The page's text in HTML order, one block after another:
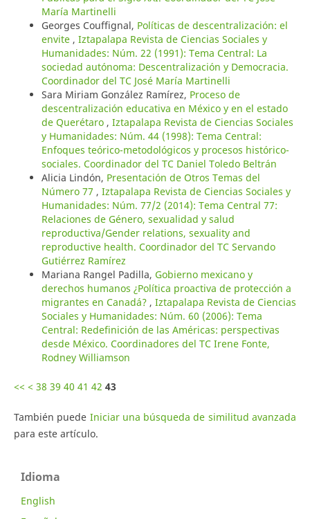
María Martinelli
Georges Couffignal, Políticas de descentralización: el
envite , Iztapalapa Revista de Ciencias Sociales y
Humanidades: Núm. 22 (1991): Tema Central: La
sociedad autónoma: Descentralización y Democracia.
Coordinador del TC José María Martinelli
Sara Miriam González Ramírez, Proceso de
descentralización educativa en México y en el estado
de Querétaro , Iztapalapa Revista de Ciencias Sociales
y Humanidades: Núm. 44 (1998): Tema Central:
Enfoques teórico-metodológicos y procesos histórico-
sociales. Coordinador del TC Daniel Toledo Beltrán
Alicia Lindón, Presentación de Otros Temas del
Número 77 , Iztapalapa Revista de Ciencias Sociales y
Humanidades: Núm. 77/2 (2014): Tema Central 77:
Relaciones de Género, sexualidad y salud
reproductiva/Gender relations, sexuality and
reproductive health. Coordinador del TC Servando
Gutiérrez Ramírez
Mariana Rangel Padilla, Gobierno mexicano y
derechos humanos ¿Política proactiva de protección a
migrantes en Canadá? , Iztapalapa Revista de Ciencias
Sociales y Humanidades: Núm. 60 (2006): Tema
Central: Redefinición de las Américas: perspectivas
desde México. Coordinadores del TC Irene Fonte,
Rodney Williamson
<< < 38 39 40 41 42 43
También puede Iniciar una búsqueda de similitud avanzada
para este artículo.
Idioma
English